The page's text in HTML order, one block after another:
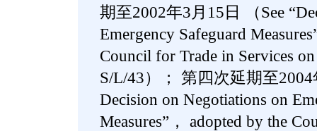
期至2002年3月15日 （See
Emergency Safeguard
Council for Trade in Services
S/L/43）； 第四次延期至2004
Decision on Negotiations on
Measures”， adopted by the